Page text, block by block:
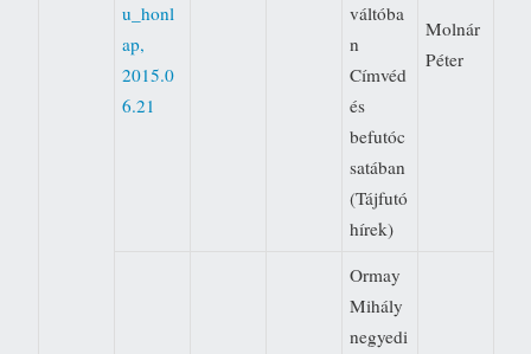
u_honl
ap,
2015.0
6.21
váltóba
n 
Címvéd
és
befutóc
satában
(Tájfutó
hírek)
Molnár
Péter
Ormay
Mihály
negyedi